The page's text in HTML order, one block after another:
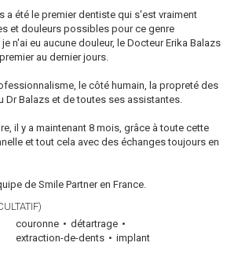
a été le premier dentiste qui s'est vraiment
et douleurs possibles pour ce genre
n'ai eu aucune douleur, le Docteur Erika Balazs
au dernier jours.
le côté humain, la propreté des
Dr Balazs et de toutes ses assistantes.
il y a maintenant 8 mois, grâce à toute cette
et tout cela avec des échanges toujours en
de Smile Partner en France.
couronne
détartrage
extraction-de-dents
implant